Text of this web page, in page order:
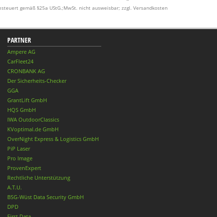
gemäß §25a UStG.;MwSt. nicht ausweisbar; zzgl. Versandkosten
PARTNER
Ampere AG
CarFleet24
CRONBANK AG
Der Sicherheits-Checker
GGA
GrantLift GmbH
HQS GmbH
IWA OutdoorClassics
KVoptimal.de GmbH
OverNight Express & Logistics GmbH
PiP Laser
Pro Image
ProvenExpert
Rechtliche Unterstützung
A.T.U.
BSG-Wüst Data Security GmbH
DPD